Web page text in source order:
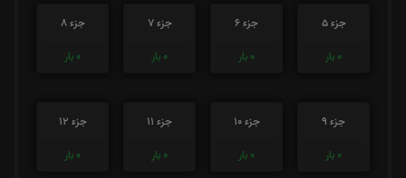
جزء 5
0 بار
جزء 6
0 بار
جزء 7
0 بار
جزء 8
0 بار
جزء 9
0 بار
جزء 10
0 بار
جزء 11
0 بار
جزء 12
0 بار